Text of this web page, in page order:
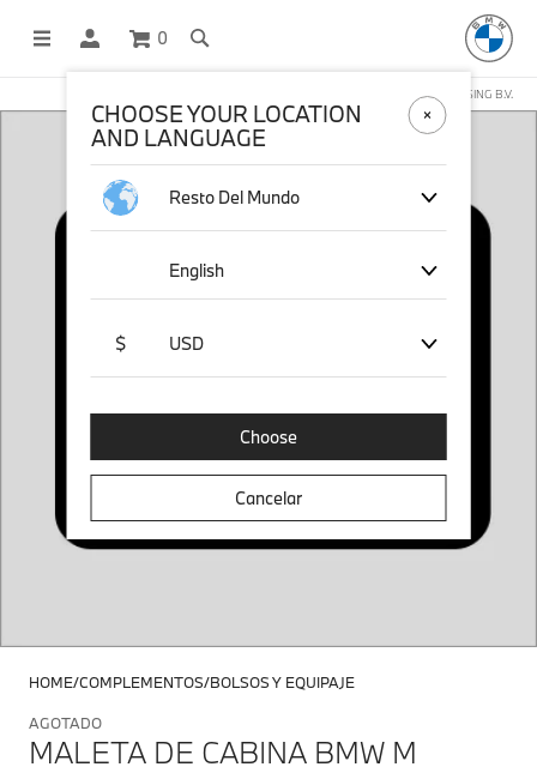
0
COMPRAS EN LÍNEA OPERADAS POR STICHD SPORTSMERCHANDISING B.V.
HOME COMPLEMENTOS BOLSOS Y EQUIPAJE
AGOTADO
MALETA DE CABINA BMW M
CHOOSE YOUR LOCATION
AND LANGUAGE
Resto Del Mundo
English
$ USD
Choose
Cancelar